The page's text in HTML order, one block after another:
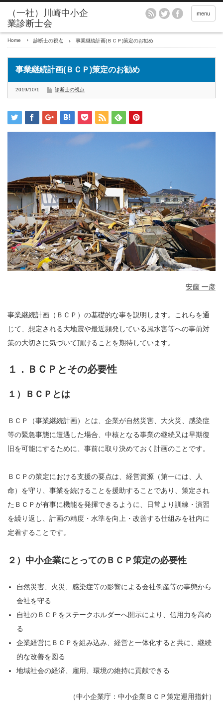
menu
Home 診断士の視点 事業継続計画(ＢＣＰ)策定のお勧め
事業継続計画(ＢＣＰ)策定のお勧め
2019/10/1 診断士の視点
安藤 一彦
事業継続計画（ＢＣＰ）の基礎的な事を説明します。これらを通
じて、想定される大地震や最近頻発している風水害等への事前対
策の大切さに気づいて頂けることを期待しています。
１．ＢＣＰとその必要性
１）ＢＣＰとは
ＢＣＰ（事業継続計画）とは、企業が自然災害、大火災、感染症
等の緊急事態に遭遇した場合、中核となる事業の継続又は早期復
旧を可能にするために、事前に取り決めておく計画のことです。
ＢＣＰの策定における支援の要点は、経営資源（第一には、人
命）を守り、事業を続けることを援助することであり、策定され
たＢＣＰが有事に機能を発揮できるように、日常より訓練・演習
を繰り返し、計画の精度・水準を向上・改善する仕組みを社内に
定着することです。
２）中小企業にとってのＢＣＰ策定の必要性
自然災害、火災、感染症等の影響による会社倒産等の事態から
会社を守る
自社のＢＣＰをステークホルダーへ開示により、信用力を高め
る
企業経営にＢＣＰを組み込み、経営と一体化すると共に、継続
的な改善を図る
地域社会の経済、雇用、環境の維持に貢献できる
（中小企業庁：中小企業ＢＣＰ策定運用指針）